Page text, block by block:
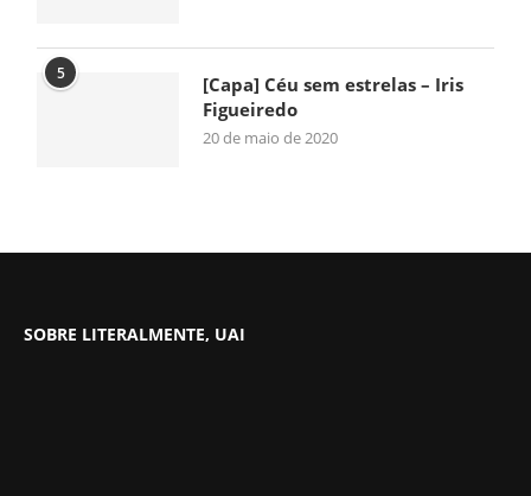
5
[Capa] Céu sem estrelas – Iris
Figueiredo
20 de maio de 2020
SOBRE LITERALMENTE, UAI